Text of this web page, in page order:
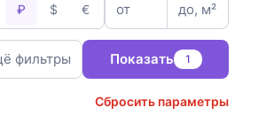
₽ $ € от до, м²
фильтры Показать 1
Сбросить параметры